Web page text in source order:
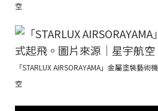
空
「STARLUX AIRSORAYAMA」金屬塗裝藝
空